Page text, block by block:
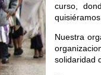
curso,
Nuestra
solidaridad